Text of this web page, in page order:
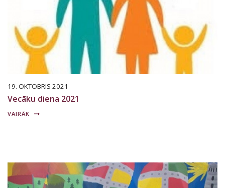
19. OKTOBRIS 2021
Vecāku diena 2021
VAIRĀK